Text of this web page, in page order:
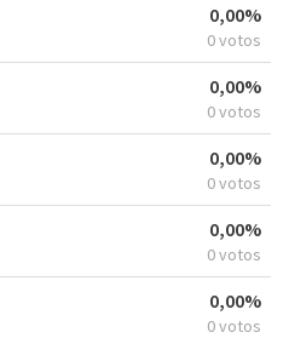
0,00%
0 votos
0,00%
0 votos
0,00%
0 votos
0,00%
0 votos
0,00%
0 votos